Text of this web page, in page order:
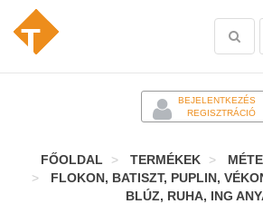
Toggle
search
BEJELENTKEZÉS
REGISZTRÁCIÓ
FŐOLDAL TERMÉKEK
FLOKON, BATISZT, PUPLIN,
BLÚZ, RUHA, ING